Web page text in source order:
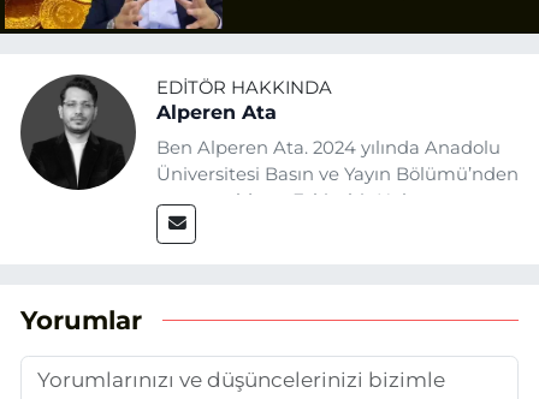
EDITÖR HAKKINDA
Alperen Ata
Ben Alperen Ata. 2024 yılında Anadolu
Üniversitesi Basın ve Yayın Bölümü’nden
mezun oldum. Eskişehir Haber
Ajansı’nda (EHA) muhabir ve editör
Yorumlar